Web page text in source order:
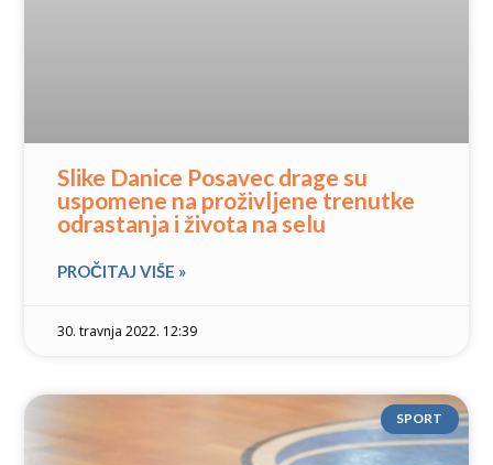
Slike Danice Posavec drage su
uspomene na proživljene trenutke
odrastanja i života na selu
PROČITAJ VIŠE »
30. travnja 2022. 12:39
SPORT